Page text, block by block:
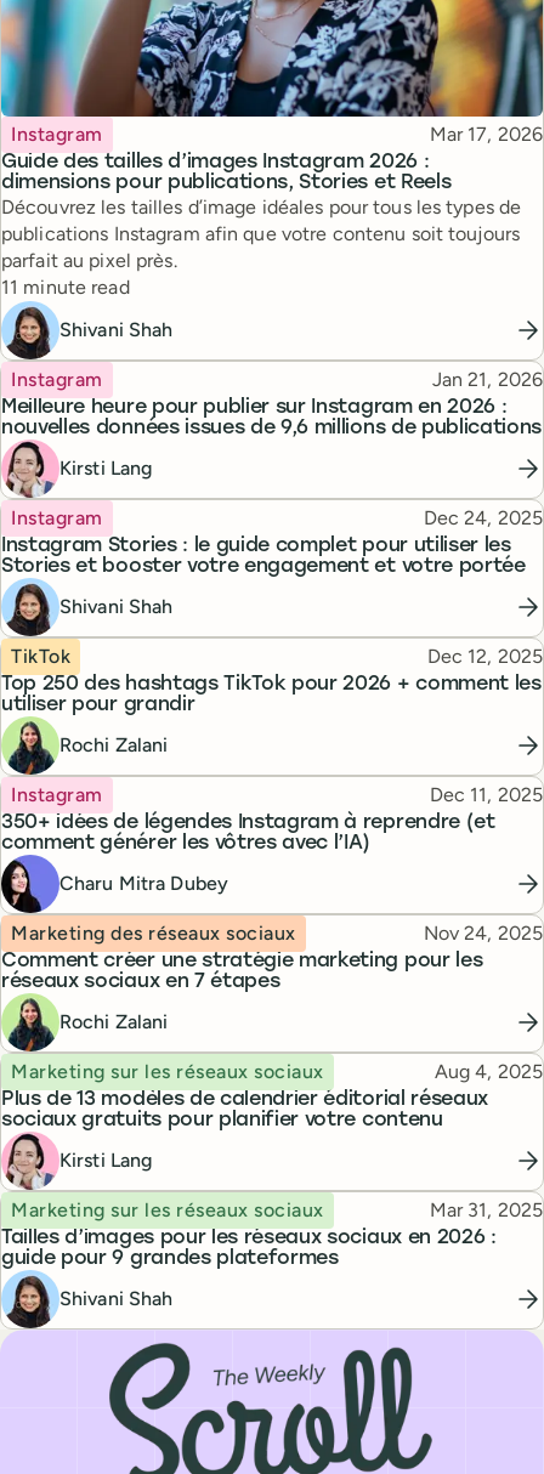
Guide des tailles d’images Instagram 2026 :
dimensions pour publications, Stories et Reels
Topic
Instagram Published
Mar 17, 2026
Découvrez les tailles d’image idéales pour tous les types de
publications Instagram afin que votre contenu soit toujours
parfait au pixel près.
Reading time
11 minute read
Shivani Shah
Meilleure heure pour publier sur Instagram en 2026 :
nouvelles données issues de 9,6 millions de publications
Topic
Instagram Published
Jan 21, 2026
Kirsti Lang
Instagram Stories : le guide complet pour utiliser les
Stories et booster votre engagement et votre portée
Topic
Instagram Published
Dec 24, 2025
Shivani Shah
Top 250 des hashtags TikTok pour 2026 + comment les
utiliser pour grandir
Topic
TikTok Published
Dec 12, 2025
Rochi Zalani
350+ idées de légendes Instagram à reprendre (et
comment générer les vôtres avec l’IA)
Topic
Instagram Published
Dec 11, 2025
Charu Mitra Dubey
Comment créer une stratégie marketing pour les
réseaux sociaux en 7 étapes
Topic
Marketing des réseaux sociaux Published
Nov 24, 2025
Rochi Zalani
Plus de 13 modèles de calendrier éditorial réseaux
sociaux gratuits pour planifier votre contenu
Topic
Marketing sur les réseaux sociaux Published
Aug 4, 2025
Kirsti Lang
Tailles d’images pour les réseaux sociaux en 2026 :
guide pour 9 grandes plateformes
Topic
Marketing sur les réseaux sociaux Published
Mar 31, 2025
Shivani Shah
Inscrivez-vous à notre newsletter, The Weekly Scroll